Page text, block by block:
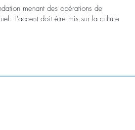
menant des opérations de
L'accent doit être mis sur la culture